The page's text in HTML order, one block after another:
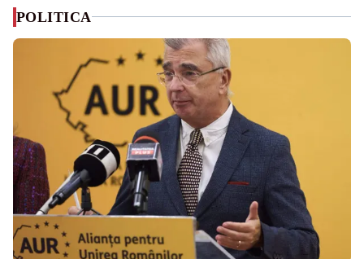
POLITICA